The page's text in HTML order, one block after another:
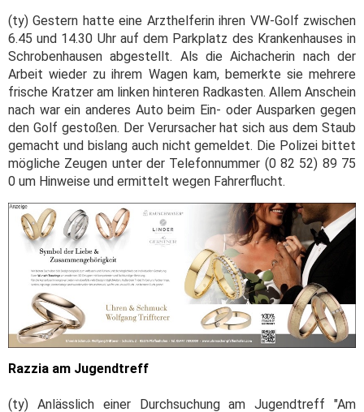
(ty) Gestern hatte eine Arzthelferin ihren VW-Golf zwischen
6.45 und 14.30 Uhr auf dem Parkplatz des Krankenhauses in
Schrobenhausen abgestellt. Als die Aichacherin nach der
Arbeit wieder zu ihrem Wagen kam, bemerkte sie mehrere
frische Kratzer am linken hinteren Radkasten. Allem Anschein
nach war ein anderes Auto beim Ein- oder Ausparken gegen
den Golf gestoßen. Der Verursacher hat sich aus dem Staub
gemacht und bislang auch nicht gemeldet. Die Polizei bittet
mögliche Zeugen unter der Telefonnummer (0 82 52) 89 75
0 um Hinweise und ermittelt wegen Fahrerflucht.
Razzia am Jugendtreff
(ty) Anlässlich einer Durchsuchung am Jugendtreff "Am